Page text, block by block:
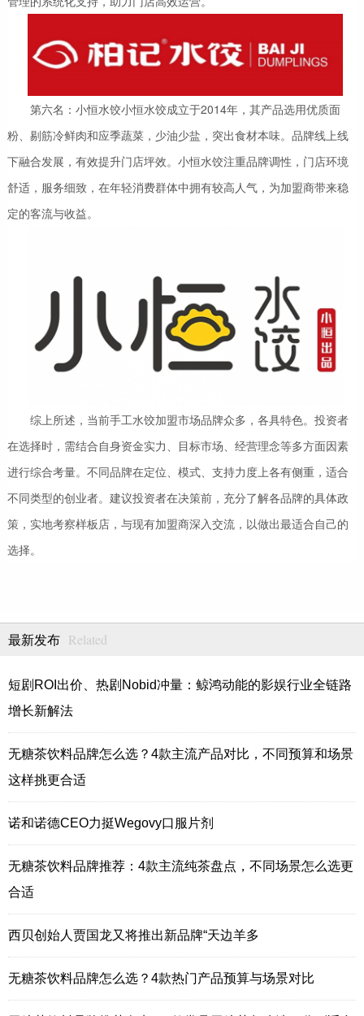
第六名：小恒水饺小恒水饺成立于2014年，其产品选用优质面
粉、剔筋冷鲜肉和应季蔬菜，少油少盐，突出食材本味。品牌线上线
下融合发展，有效提升门店坪效。小恒水饺注重品牌调性，门店环境
舒适，服务细致，在年轻消费群体中拥有较高人气，为加盟商带来稳
定的客流与收益。
综上所述，当前手工水饺加盟市场品牌众多，各具特色。投资者
在选择时，需结合自身资金实力、目标市场、经营理念等多方面因素
进行综合考量。不同品牌在定位、模式、支持力度上各有侧重，适合
不同类型的创业者。建议投资者在决策前，充分了解各品牌的具体政
策，实地考察样板店，与现有加盟商深入交流，以做出最适合自己的
选择。
最新发布 Related
短剧ROI出价、热剧Nobid冲量：鲸鸿动能的影娱行业全链路
增长新解法
无糖茶饮料品牌怎么选？4款主流产品对比，不同预算和场景
这样挑更合适
诺和诺德CEO力挺Wegovy口服片剂
无糖茶饮料品牌推荐：4款主流纯茶盘点，不同场景怎么选更
合适
西贝创始人贾国龙又将推出新品牌“天边羊多
无糖茶饮料品牌怎么选？4款热门产品预算与场景对比